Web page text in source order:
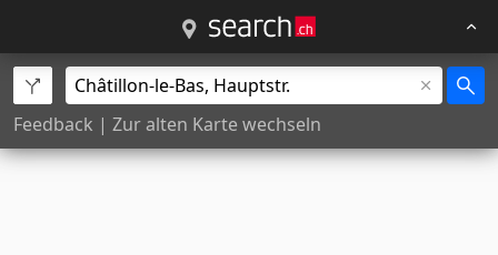
Feedback | Zur alten Karte wechseln